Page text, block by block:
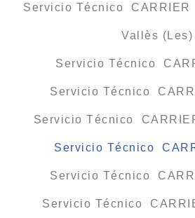
Servicio Técnico CARRIER
Vallès (Les)
Servicio Técnico
Servicio Técnico
Servicio Técnico
Servicio Técnico
Servicio Técnico
Servicio Técnico